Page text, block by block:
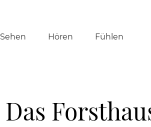
Sehen Hören Fühlen
Das